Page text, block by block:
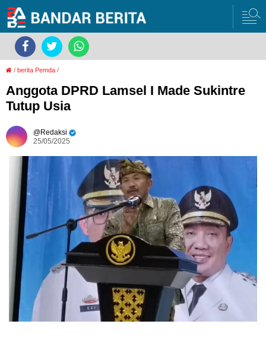
/ berita Pemda /
Anggota DPRD Lamsel I Made Sukintre
Tutup Usia
Redaksi
25/05/2025